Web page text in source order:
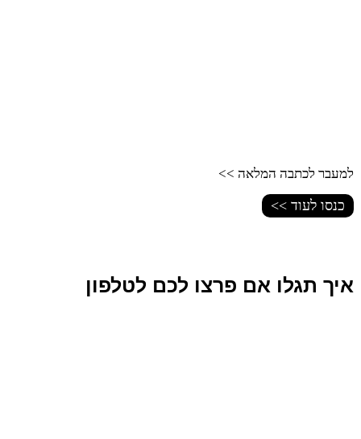
למעבר לכתבה המלאה >>
כנסו לעוד >>
איך תגלו אם פרצו לכם לטלפון